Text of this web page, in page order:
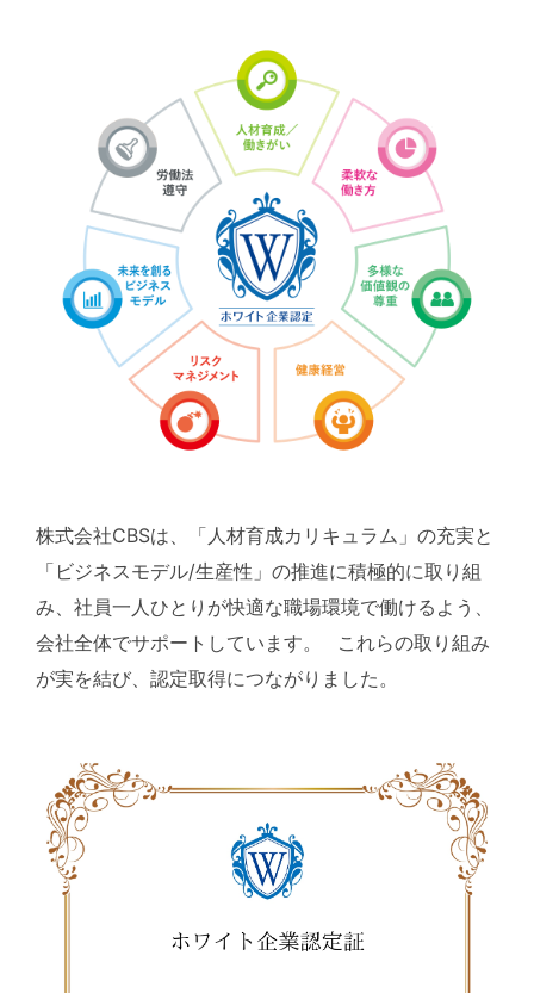
株式会社CBSは、「人材育成カリキュラム」の充実と
「ビジネスモデル/生産性」の推進に積極的に取り組
み、社員一人ひとりが快適な職場環境で働けるよう、
会社全体でサポートしています。 これらの取り組み
が実を結び、認定取得につながりました。